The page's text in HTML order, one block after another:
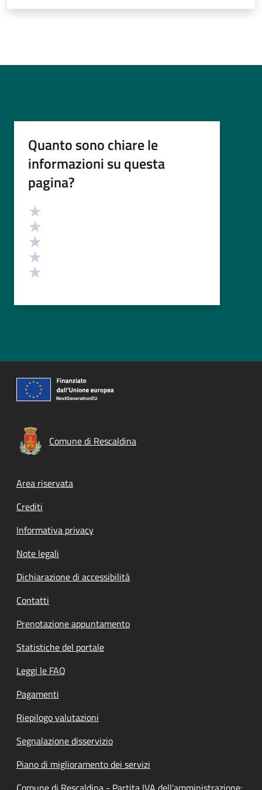
Quanto sono chiare le
informazioni su questa
pagina?
Valutazione
Comune di Rescaldina
Footer menu
Area riservata
Crediti
Informativa privacy
Note legali
Dichiarazione di accessibilità
Contatti
Prenotazione appuntamento
Statistiche del portale
Leggi le FAQ
Pagamenti
Riepilogo valutazioni
Segnalazione disservizio
Piano di miglioramento dei servizi